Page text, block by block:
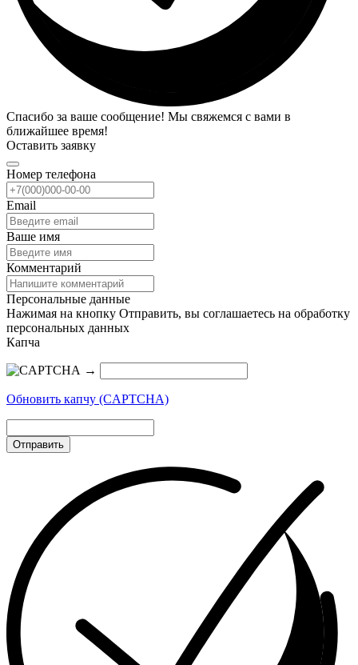
Спасибо за ваше сообщение! Мы свяжемся с вами в
ближайшее время!
Оставить заявку
Номер телефона
Email
Ваше имя
Комментарий
Персональные данные
Нажимая на кнопку Отправить, вы соглашаетесь на обработку
персональных данных
Капча
→
Обновить капчу (CAPTCHA)
Отправить